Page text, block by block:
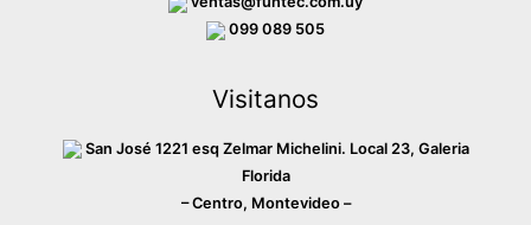
o
k
g
a
099 089 505
Visitanos
San José 1221 esq Zelmar Michelini. Local 23, Galeria
Florida
– Centro, Montevideo –